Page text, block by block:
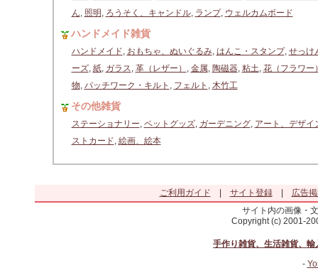
ん, 照明 , ろうそく、キャンドル, ランプ, ウェルカムボード
ハンドメイド雑貨
ハンドメイド, おもちゃ、ぬいぐるみ, はんこ・スタンプ, せっけ
ーズ, 紙, ガラス, 革（レザー） , 金属, 陶磁器, 粘土, 花（フラワー
物, パッチワーク・キルト , フェルト , 木竹工
その他雑貨
ステーショナリー, ペットグッズ, ガーデニング, アート、デザイ
ストカード, 絵画、絵本
ご利用ガイド サイト登録|
広告
サイト内の画像・
Copyright (c) 2001-
手作り雑貨、生活雑貨、
-